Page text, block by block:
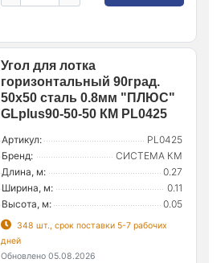
Угол для лотка
горизонтальный 90град.
50х50 сталь 0.8мм "ПЛЮС"
GLplus90-50-50 КМ PL0425
Артикул:
PL0425
Бренд:
СИСТЕМА КМ
Длина, м:
0.27
Ширина, м:
0.11
Высота, м:
0.05
348 шт., срок поставки 5-7 рабочих
дней
Обновлено 05.08.2026